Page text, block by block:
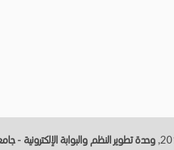
وحدة تطوير النظم والبوابة الإلكترونية -